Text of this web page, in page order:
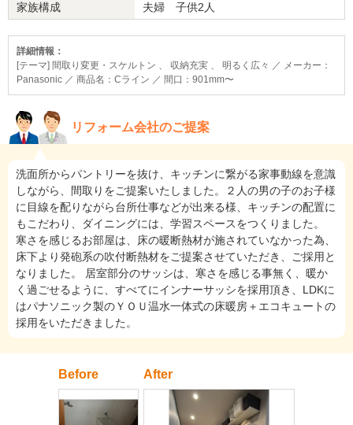
家族構成
夫婦 子供2人
詳細情報：
[テーマ] 間取り変更・スケルトン 、 収納充実 、 明るく広々 ／ メーカー：
Panasonic ／ 商品名：Cライン ／ 間口：901mm〜
リフォーム会社のご提案
洗面所からパントリーを抜け、キッチンに繋がる家事動線を意識
しながら、間取りをご提案いたしました。２人の男の子のお子様
に目線を配りながら台所仕事などが出来る様、キッチンの配置に
もこだわり、ダイニングには、学習スペースをつくりました。
寒さを感じるお部屋は、床の暖断熱材が施されていなかった為、
床下より発砲系の吹付断熱材をご提案させていただき、ご採用と
なりました。 居室部分のサッシは、寒さを感じる事無く、暖か
く過ごせるように、すべてにインナーサッシを採用頂き、LDKに
はパナソニック製のＹＯＵ温水一体式の床暖房＋エコキュートの
採用をいただきました。
Before After